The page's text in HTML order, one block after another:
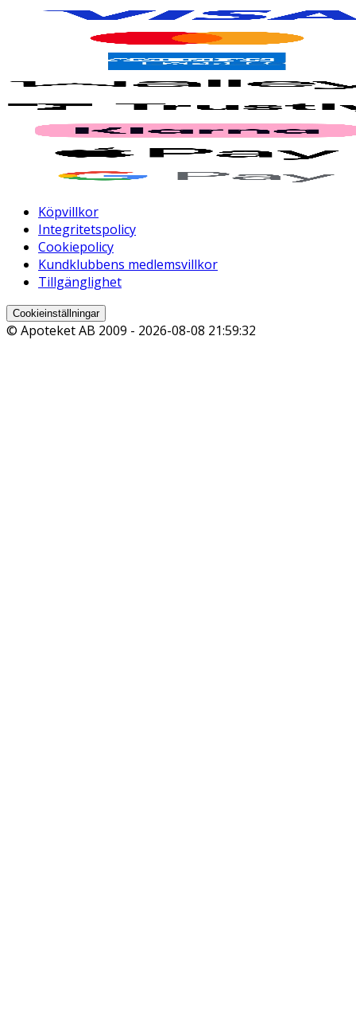
Köpvillkor
Integritetspolicy
Cookiepolicy
Kundklubbens medlemsvillkor
Tillgänglighet
Cookieinställningar
© Apoteket AB 2009 - 2026-08-08 21:59:32